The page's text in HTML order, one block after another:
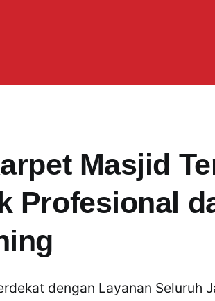
Masjid
Profesional
dengan Layanan Seluruh